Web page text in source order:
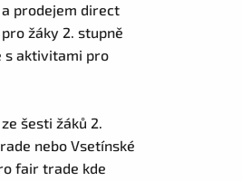
prodejem direct
žáky 2. stupně
s aktivitami pro
šesti žáků 2.
nebo Vsetínské
fair trade kde